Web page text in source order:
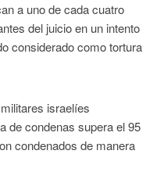
a uno de cada cuatro
del juicio en un intento
considerado como tortura
israelíes
de condenas supera el 95
condenados de manera